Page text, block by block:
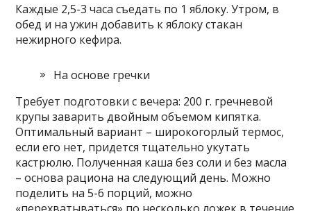
Каждые 2,5-3 часа съедать по 1 яблоку. Утром, в
обед и на ужин добавить к яблоку стакан
нежирного кефира.
На основе гречки
Требует подготовки с вечера: 200 г. гречневой
крупы заварить двойным объемом кипятка.
Оптимальный вариант – широкогорлый термос,
если его нет, придется тщательно укутать
кастрюлю. Полученная каша без соли и без масла
– основа рациона на следующий день. Можно
поделить на 5-6 порций, можно